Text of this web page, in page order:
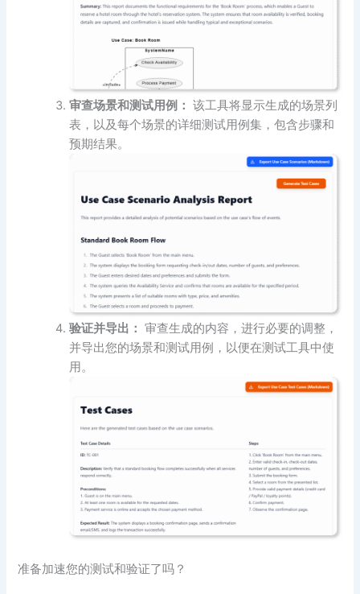
审查场景和测试用例： 该工具将显示生成的场景列
表，以及每个场景的详细测试用例集，包含步骤和
预期结果。
验证并导出： 审查生成的内容，进行必要的调整，
并导出您的场景和测试用例，以便在测试工具中使
用。
准备加速您的测试和验证了吗？